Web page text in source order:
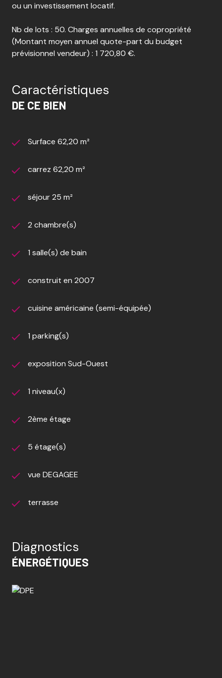
ou un investissement locatif.
Nb de lots : 50. Charges annuelles de copropriété
(Montant moyen annuel quote-part du budget
prévisionnel vendeur) : 1 720,80 €.
Caractéristiques
DE CE BIEN
Surface 62,20 m²
carrez 62,20 m²
séjour 25 m²
2 chambre(s)
1 salle(s) de bain
construit en 2007
cuisine américaine (semi-équipée)
1 parking(s)
exposition Sud-Ouest
1 niveau(x)
2ème étage
5 étage(s)
vue DEGAGEE
terrasse
Diagnostics
ÉNERGÉTIQUES